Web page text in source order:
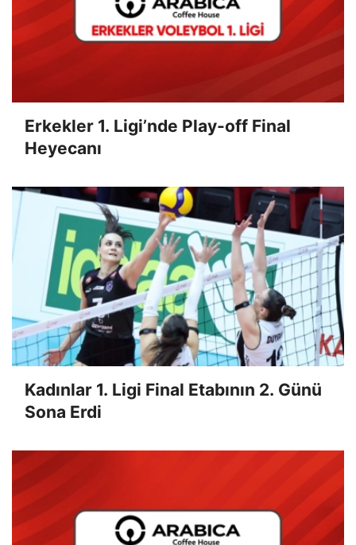
Erkekler 1. Ligi’nde Play-off Final
Heyecanı
Kadınlar 1. Ligi Final Etabının 2. Günü
Sona Erdi